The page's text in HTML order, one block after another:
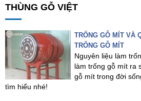
THÙNG GỖ VIỆT
TRỐNG GỖ MÍT VÀ
TRỐNG GỖ MÍT
Nguyên liệu làm
làm trống gỗ mít ra
gỗ mít trong đời
tìm hiểu nhé!